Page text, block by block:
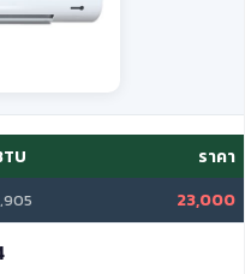
ราคา
23,000